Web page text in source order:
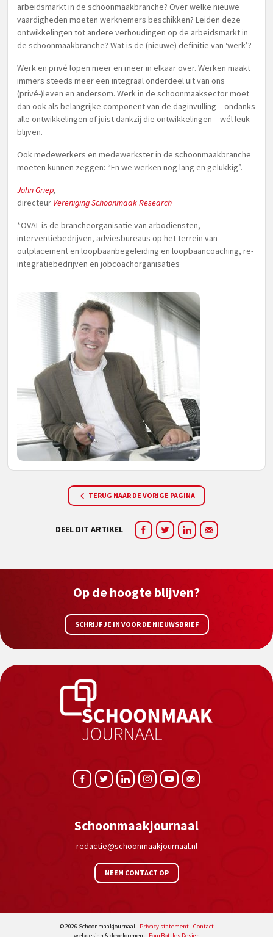
arbeidsmarkt in de schoonmaakbranche? Over welke nieuwe
vaardigheden moeten werknemers beschikken? Leiden deze
ontwikkelingen tot andere verhoudingen op de arbeidsmarkt in
de schoonmaakbranche? Wat is de (nieuwe) definitie van ‘werk’?
Werk en privé lopen meer en meer in elkaar over. Werken maakt
immers steeds meer een integraal onderdeel uit van ons
(privé-)leven en andersom. Werk in de schoonmaaksector moet
dan ook als belangrijke component van de daginvulling – ondanks
alle ontwikkelingen of juist dankzij die ontwikkelingen – wél leuk
blijven.
Ook medewerkers en medewerkster in de schoonmaakbranche
moeten kunnen zeggen: “En we werken nog lang en gelukkig”.
John Griep,
directeur Vereniging Schoonmaak Research
*OVAL is de brancheorganisatie van arbodiensten,
interventiebedrijven, adviesbureaus op het terrein van
outplacement en loopbaanbegeleiding en loopbaancoaching, re-
integratiebedrijven en jobcoachorganisaties
TERUG NAAR DE VORIGE PAGINA
DEEL DIT ARTIKEL
Op de hoogte blijven?
SCHRIJF JE IN VOOR DE NIEUWSBRIEF
Schoonmaakjournaal
redactie@schoonmaakjournaal.nl
NEEM CONTACT OP
© 2026 Schoonmaakjournaal - Privacy statement-Contact
webdesign & development: FourBottles Design